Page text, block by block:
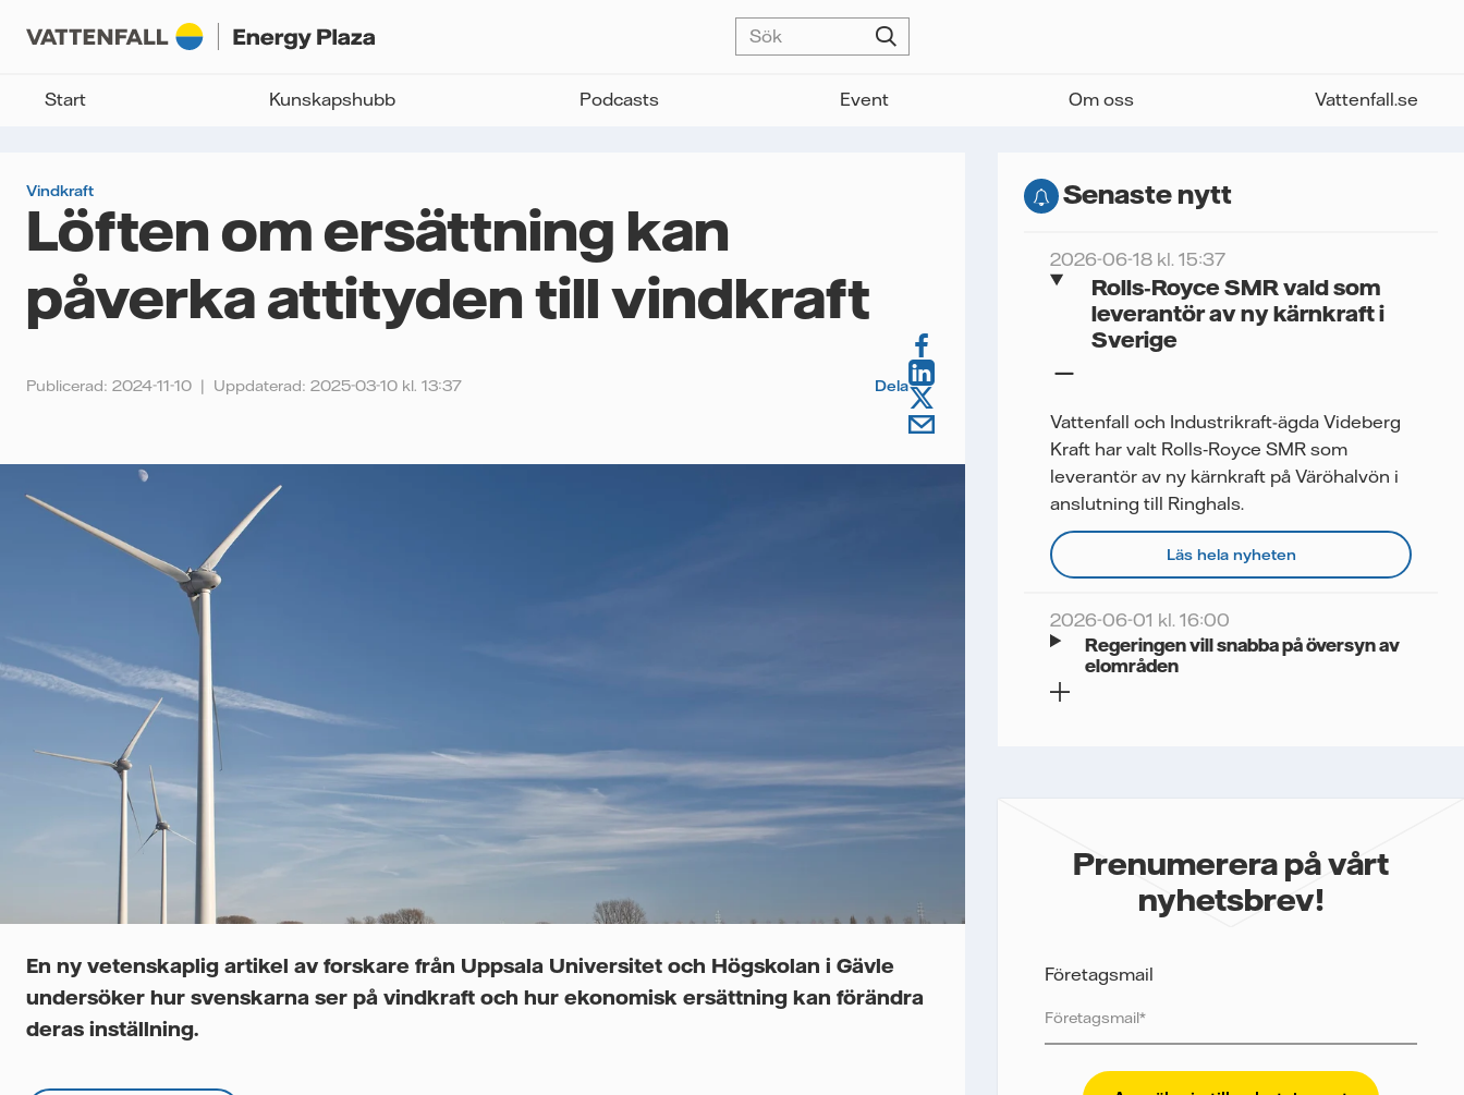
Start Kunskapshubb Podcasts Event Om oss Vattenfall.se
Vindkraft
Löften om ersättning kan
påverka attityden till vindkraft
Publicerad: 2024-11-10 Uppdaterad: 2025-03-10 kl. 13:37 Dela
En ny vetenskaplig artikel av forskare från Uppsala Universitet och Högskolan i Gävle
undersöker hur svenskarna ser på vindkraft och hur ekonomisk ersättning kan förändra
deras inställning.
Senaste nytt
2026-06-18 kl. 15:37
Rolls‑Royce SMR vald som
leverantör av ny kärnkraft i
Sverige
Vattenfall och Industrikraft-ägda Videberg
Kraft har valt Rolls‑Royce SMR som
leverantör av ny kärnkraft på Väröhalvön i
anslutning till Ringhals.
Läs hela nyheten
2026-06-01 kl. 16:00
Regeringen vill snabba på översyn av
elområden
Prenumerera på vårt
nyhetsbrev!
Företagsmail
Vattenfall skyddar och respekterar din integritet.